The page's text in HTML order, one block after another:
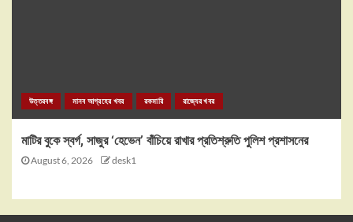
উত্তরবঙ্গ মানব আগ্রহের খবর রকমারি রাজ্যের খবর
মাটির বুকে স্বর্গ, সাজুর ‘হেভেন’ বাঁচিয়ে রাখার প্রতিশ্রুতি পুলিশ প্রশাসনের
August 6, 2026 desk1